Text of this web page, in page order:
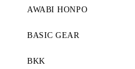
AWABI HONPO
BASIC GEAR
BKK